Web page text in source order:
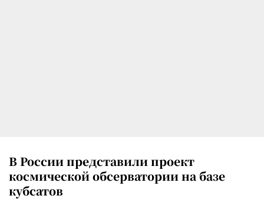
В России представили проект
космической обсерватории на базе
кубсатов